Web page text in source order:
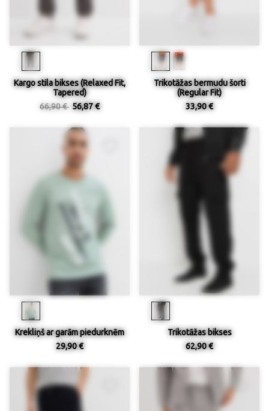
Kargo stila bikses (Relaxed Fit,
Tapered)
66,90 € 56,87 €
Trikotāžas bermudu šorti
(Regular Fit)
33,90 €
Krekliņš ar garām piedurknēm
29,90 €
Trikotāžas bikses
62,90 €